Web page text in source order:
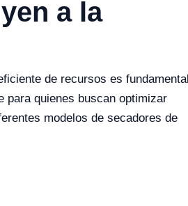
a la
de recursos es fundamental
para quienes buscan optimizar
modelos de secadores de